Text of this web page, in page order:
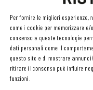
Per fornire le migliori esperienze,
come i cookie per memorizzare
consenso a queste tecnologie
dati personali come il
questo sito e di mostrare
ritirare il consenso può influire
funzioni.
«Per me essere riuscito a
significa aver esaudito un
vita– ha dichiarato un
Eravamo consapevoli del
ma ero altrettanto sicuro che